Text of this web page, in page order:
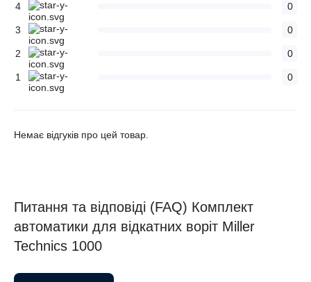
4 0
3 0
2 0
1 0
Немає відгуків про цей товар.
Питання та відповіді (FAQ) Комплект
автоматики для відкатних воріт Miller
Technics 1000